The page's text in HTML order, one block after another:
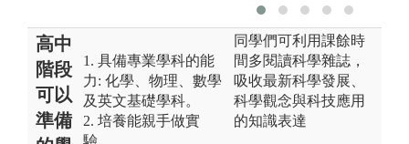
高中
階段
可以
準備
1. 具備專業學科的能
力: 化學、物理、數學
及英文基礎學科。
2. 培養能親手做實
驗。
同學們可利用課餘時
間多閱讀科學雜誌，
吸收最新科學發展、
科學觀念與科技應用
的知識表達